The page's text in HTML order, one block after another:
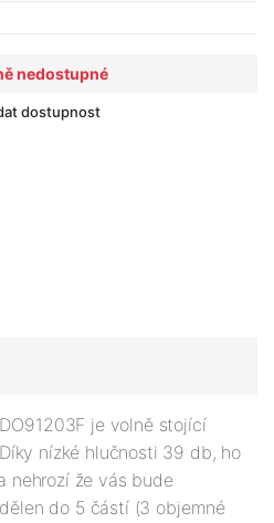
nedostupné
dostupnost
je volně stojící
nízké hlučnosti 39 db, ho
nehrozí že vás bude
do 5 částí (3 objemné